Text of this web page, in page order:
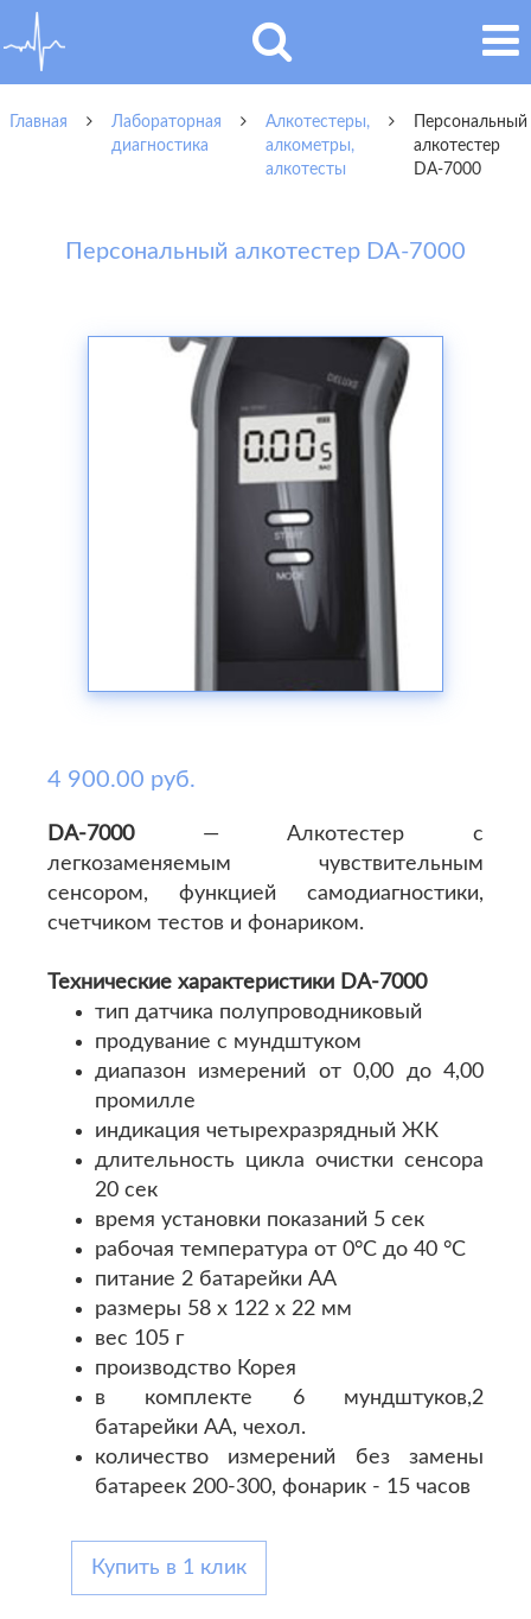
Главная
Лабораторная
диагностика
Алкотестеры,
алкометры,
алкотесты
Персональный
алкотестер
DA-7000
Персональный алкотестер DA-7000
4 900.00 руб.
DA-7000— Алкотестер с
легкозаменяемым чувствительным
сенсором, функцией самодиагностики,
счетчиком тестов и фонариком.
Технические характеристики DA-7000
тип датчика полупроводниковый
продувание с мундштуком
диапазон измерений от 0,00 до 4,00
промилле
индикация четырехразрядный ЖК
длительность цикла очистки сенсора
20 сек
время установки показаний 5 сек
рабочая температура от 0°С до 40 °С
питание 2 батарейки АА
размеры 58 х 122 х 22 мм
вес 105 г
производство Корея
в комплекте 6 мундштуков,2
батарейки АА, чехол.
количество измерений без замены
батареек 200-300, фонарик - 15 часов
Купить в 1 клик